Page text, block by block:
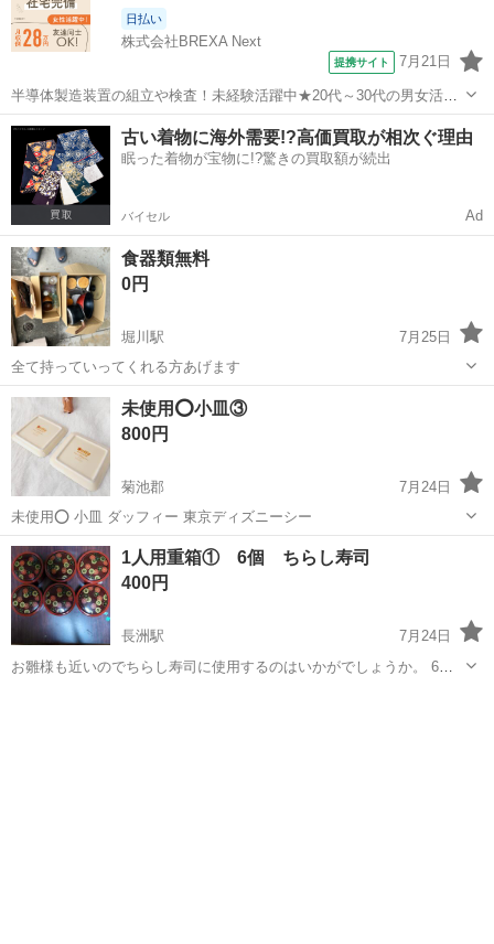
日払い
株式会社BREXA Next
提携サイト 7月21日
半導体製造装置の組立や検査！未経験活躍中★20代～30代の男女活躍
中★ワンルーム寮完備！赴任旅費会社負担！マイカー通勤OK！無料駐
車場あり！正社員登用あり！《熊本県菊池郡大津町》 人気の工場のお
仕事 ◇半導体製造装置の組立...
熊本 その他
古い着物に海外需要!?高価買取が相次ぐ理由
眠った着物が宝物に!?驚きの買取額が続出
バイセル Ad
食器類無料
0円
堀川駅
7月25日
全て持っていってくれる方あげます
熊本 熊本市 堀川駅 食器
未使用⭕小皿③
800円
菊池郡
7月24日
未使用⭕ 小皿 ダッフィー 東京ディズニーシー
熊本 菊池郡 食器 小皿
1人用重箱① 6個 ちらし寿司
400円
長洲駅
7月24日
お雛様も近いのでちらし寿司に使用するのはいかがでしょうか。 6個